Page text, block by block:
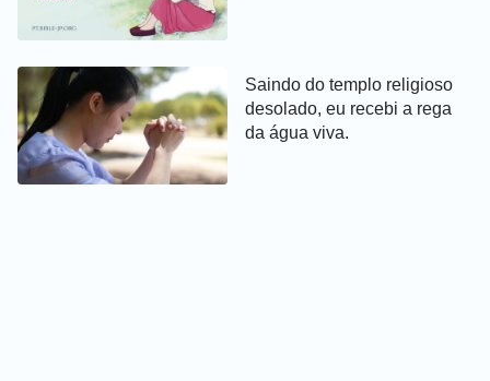
Saindo do templo religioso
desolado, eu recebi a rega
da água viva.